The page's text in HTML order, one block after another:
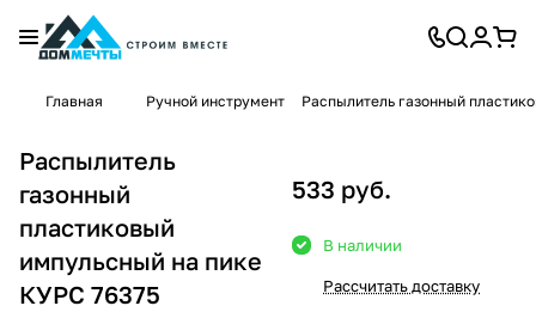
Главная Ручной инструмент Распылитель газонный
Распылитель
газонный
пластиковый
импульсный на пике
КУРС 76375
533 руб.
В наличии
Рассчитать доставку